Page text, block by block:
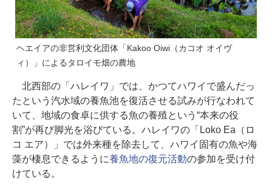
ヘエイアの非営利文化団体「Kakoo Oiwi（カコオ オイヴ
ィ）」によるタロイモ畑の農地
北西部の「ハレイワ」では、かつてハワイで盛んだっ
たという汽水域の養魚池を復活させる試みが行なわれて
いて、地域の食卓に供する魚の養殖という“本来の役
割”が再び脚光を浴びている。ハレイワの「Loko Ea（ロ
コ エア）」では外来種を除去して、ハワイ固有の魚や海
藻が棲息できるように養魚地の復元活動の参加を受け付
けている。